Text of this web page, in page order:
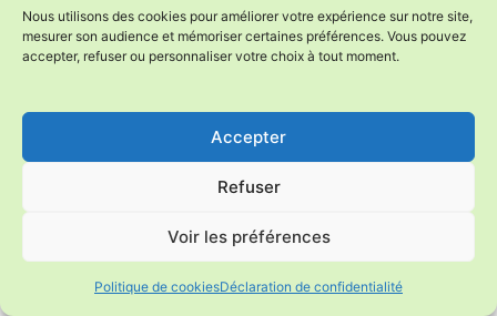
Nous utilisons des cookies pour améliorer votre expérience sur notre site,
mesurer son audience et mémoriser certaines préférences. Vous pouvez
accepter, refuser ou personnaliser votre choix à tout moment.
Accepter
Refuser
Voir les préférences
Politique de cookiesDéclaration de confidentialité
novembre 25, 2015 à 5:09 pm
J’ai tendance à penser qu’il est toujours bien d’avoir
Tout comme les êtres humains, la plupart des
chiens gagnent énormément à partager leur vie
avec des membres de leur espèce. Mais tout